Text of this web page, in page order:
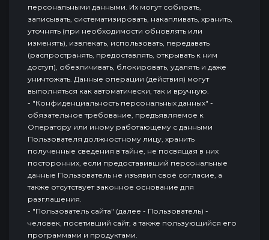
персональными данными. Их могут собирать,
записывать, систематизировать, накапливать, хранить,
уточнять (при необходимости обновлять или
изменять), извлекать, использовать, передавать
(распространять, предоставлять, открывать к ним
доступ), обезличивать, блокировать, удалять и даже
уничтожать. Данные операции (действия) могут
выполняться как автоматически, так и вручную.
- "Конфиденциальность персональных данных" -
обязательное требование, предъявляемое к
Оператору или иному работающему с данными
Пользователя должностному лицу, хранить
полученные сведения в тайне, не посвящая в них
посторонних, если предоставивший персональные
данные Пользователь не изъявил своё согласие, а
также отсутствует законное основание для
разглашения.
- "Пользователь сайта" (далее - Пользователь) -
человек, посетивший сайт, а также пользующийся его
программами и продуктами.